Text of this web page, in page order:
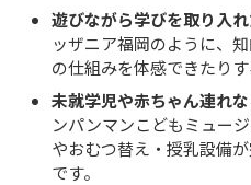
遊びながら学びを取り入れ
ッザニア福岡のように、
の仕組みを体感できたり
未就学児や赤ちゃん連れな
ンパンマンこどもミュー
やおむつ替え・授乳設備
です。